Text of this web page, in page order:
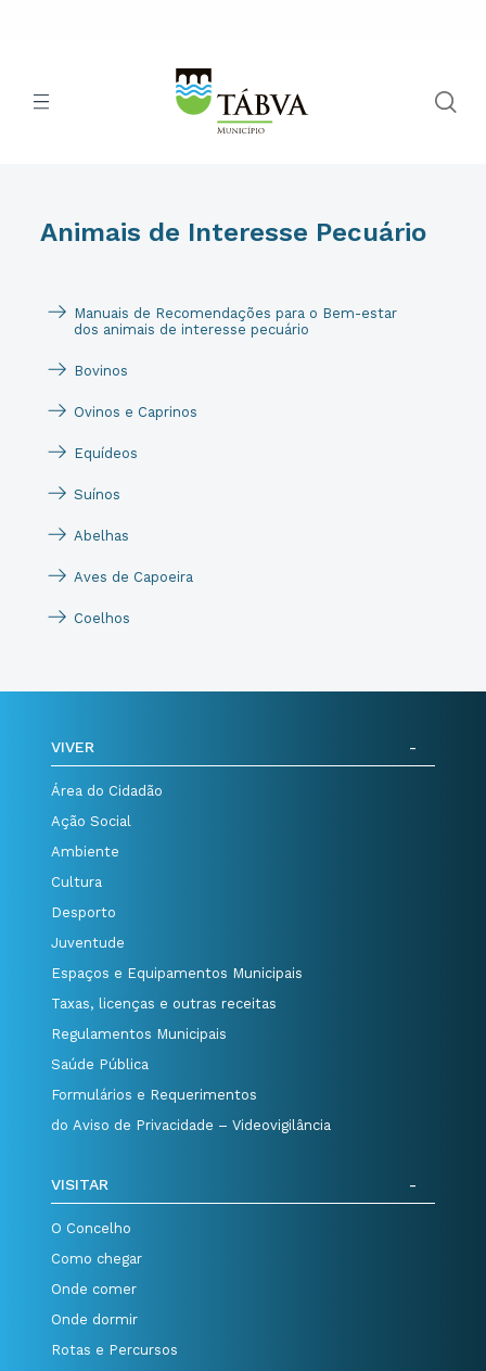
Animais de Interesse Pecuário
Manuais de Recomendações para o Bem-estar
dos animais de interesse pecuário
Bovinos
Ovinos e Caprinos
Equídeos
Suínos
Abelhas
Aves de Capoeira
Coelhos
VIVER
Área do Cidadão
Ação Social
Ambiente
Cultura
Desporto
Juventude
Espaços e Equipamentos Municipais
Taxas, licenças e outras receitas
Regulamentos Municipais
Saúde Pública
Formulários e Requerimentos
do Aviso de Privacidade – Videovigilância
VISITAR
O Concelho
Como chegar
Onde comer
Onde dormir
Rotas e Percursos